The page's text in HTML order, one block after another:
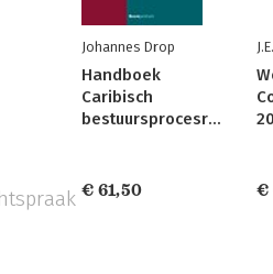
Johannes Drop
Handboek
Caribisch
bestuursprocesrecht
€ 61,50 €